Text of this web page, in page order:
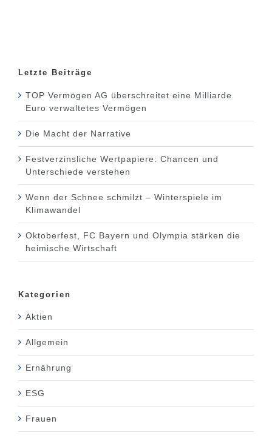
Letzte Beiträge
TOP Vermögen AG überschreitet eine Milliarde
Euro verwaltetes Vermögen
Die Macht der Narrative
Festverzinsliche Wertpapiere: Chancen und
Unterschiede verstehen
Wenn der Schnee schmilzt – Winterspiele im
Klimawandel
Oktoberfest, FC Bayern und Olympia stärken die
heimische Wirtschaft
Kategorien
Aktien
Allgemein
Ernährung
ESG
Frauen